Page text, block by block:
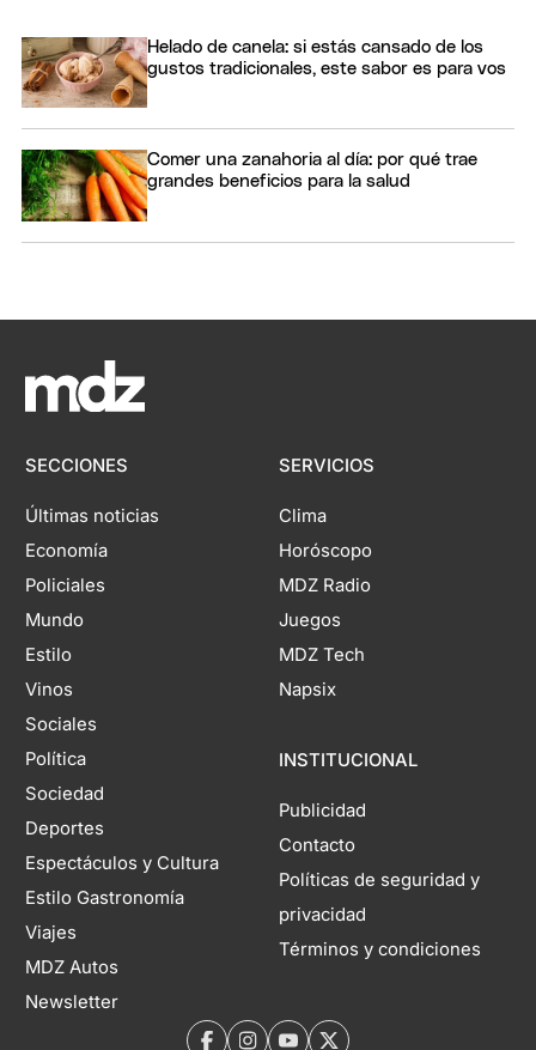
Helado de canela: si estás cansado de los
gustos tradicionales, este sabor es para vos
Comer una zanahoria al día: por qué trae
grandes beneficios para la salud
SECCIONES
Últimas noticias
Economía
Policiales
Mundo
Estilo
Vinos
Sociales
Política
Sociedad
Deportes
Espectáculos y Cultura
Estilo Gastronomía
Viajes
MDZ Autos
Newsletter
SERVICIOS
Clima
Horóscopo
MDZ Radio
Juegos
MDZ Tech
Napsix
INSTITUCIONAL
Publicidad
Contacto
Políticas de seguridad y
privacidad
Términos y condiciones